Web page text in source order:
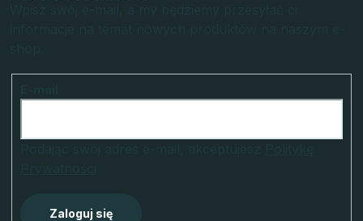
Zaloguj się